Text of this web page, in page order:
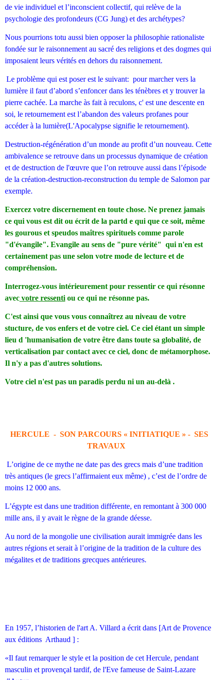
de vie individuel et l’inconscient collectif, qui relève de la
psychologie des profondeurs (CG Jung) et des archétypes?
Nous pourrions totu aussi bien opposer la philosophie rationaliste
fondée sur le raisonnement au sacré des religions et des dogmes qui
imposaient leurs vérités en dehors du raisonnement.
Le problème qui est poser est le suivant: pour marcher vers la
lumière il faut d’abord s’enfoncer dans les ténèbres et y trouver la
pierre cachée. La marche às fait à reculons, c' est une descente en
soi, le retournement est l’abandon des valeurs profanes pour
accéder à la lumière(L'Apocalypse signifie le retournement).
Destruction-régénération d’un monde au profit d’un nouveau. Cette
ambivalence se retrouve dans un processus dynamique de création
et de destruction de l'œuvre que l’on retrouve aussi dans l’épisode
de la création-destruction-reconstruction du temple de Salomon par
exemple.
Exercez votre discernement en toute chose. Ne prenez jamais
ce qui vous est dit ou écrit de la partd e qui que ce soit, même
les gourous et speudos maîtres spirituels comme parole
"d'évangile". Evangile au sens de "pure vérité" qui n'en est
certainement pas une selon votre mode de lecture et de
compréhension.
Interrogez-vous intérieurement pour ressentir ce qui résonne
avec votre ressenti ou ce qui ne résonne pas.
C'est ainsi que vous vous connaîtrez au niveau de votre
stucture, de vos enfers et de votre ciel. Ce ciel étant un simple
lieu d 'humanisation de votre être dans toute sa globalité, de
verticalisation par contact avec ce ciel, donc de métamorphose.
Il n'y a pas d'autres solutions.
Votre ciel n'est pas un paradis perdu ni un au-delà .
HERCULE - SON PARCOURS « INITIATIQUE » - SES
TRAVAUX
L’origine de ce mythe ne date pas des grecs mais d’une tradition
très antiques (le grecs l’affirmaient eux même) , c’est de l’ordre de
moins 12 000 ans.
L’égypte est dans une tradition différente, en remontant à 300 000
mille ans, il y avait le règne de la grande déesse.
Au nord de la mongolie une civilisation aurait immigrée dans les
autres régions et serait à l’origine de la tradition de la culture des
mégalites et de traditions grecques antérieures.
En 1957, l’historien de l'art A. Villard a écrit dans [Art de Provence
aux éditions Arthaud ] :
«Il faut remarquer le style et la position de cet Hercule, pendant
masculin et provençal tardif, de l'Eve fameuse de Saint-Lazare